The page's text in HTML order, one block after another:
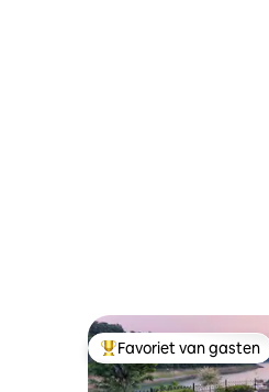
Topfavoriet van gasten
Favoriet van gasten